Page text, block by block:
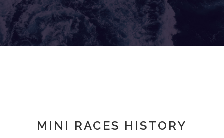
MINI RACES HISTORY